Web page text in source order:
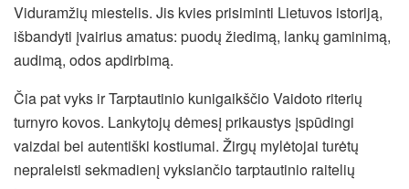
Viduramžių miestelis. Jis kvies prisiminti Lietuvos istoriją,
išbandyti įvairius amatus: puodų žiedimą, lankų gaminimą,
audimą, odos apdirbimą.
Čia pat vyks ir Tarptautinio kunigaikščio Vaidoto riterių
turnyro kovos. Lankytojų dėmesį prikaustys įspūdingi
vaizdai bei autentiški kostiumai. Žirgų mylėtojai turėtų
nepraleisti sekmadienį vyksiančio tarptautinio raitelių